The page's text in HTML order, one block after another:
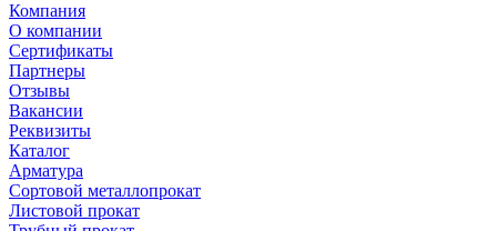
Компания
О компании
Сертификаты
Партнеры
Отзывы
Вакансии
Реквизиты
Каталог
Арматура
Сортовой металлопрокат
Листовой прокат